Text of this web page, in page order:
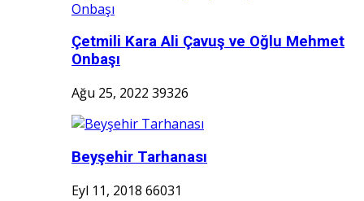
Çetmili Kara Ali Çavuş ve Oğlu Mehmet
Onbaşı
Ağu 25, 2022 39326
Beyşehir Tarhanası
Eyl 11, 2018 66031